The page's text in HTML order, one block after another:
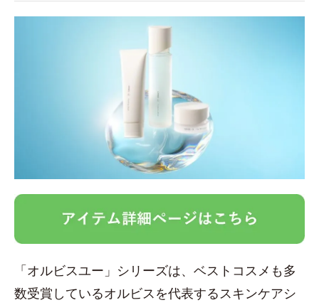
「オルビスユー」シリーズは、ベストコスメも多
数受賞しているオルビスを代表するスキンケアシ